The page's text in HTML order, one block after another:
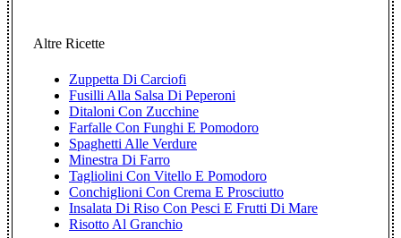
Altre Ricette
Zuppetta Di Carciofi
Fusilli Alla Salsa Di Peperoni
Ditaloni Con Zucchine
Farfalle Con Funghi E Pomodoro
Spaghetti Alle Verdure
Minestra Di Farro
Tagliolini Con Vitello E Pomodoro
Conchiglioni Con Crema E Prosciutto
Insalata Di Riso Con Pesci E Frutti Di Mare
Risotto Al Granchio